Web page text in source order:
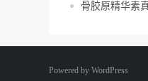
骨胶原精华素
Powered by WordPress